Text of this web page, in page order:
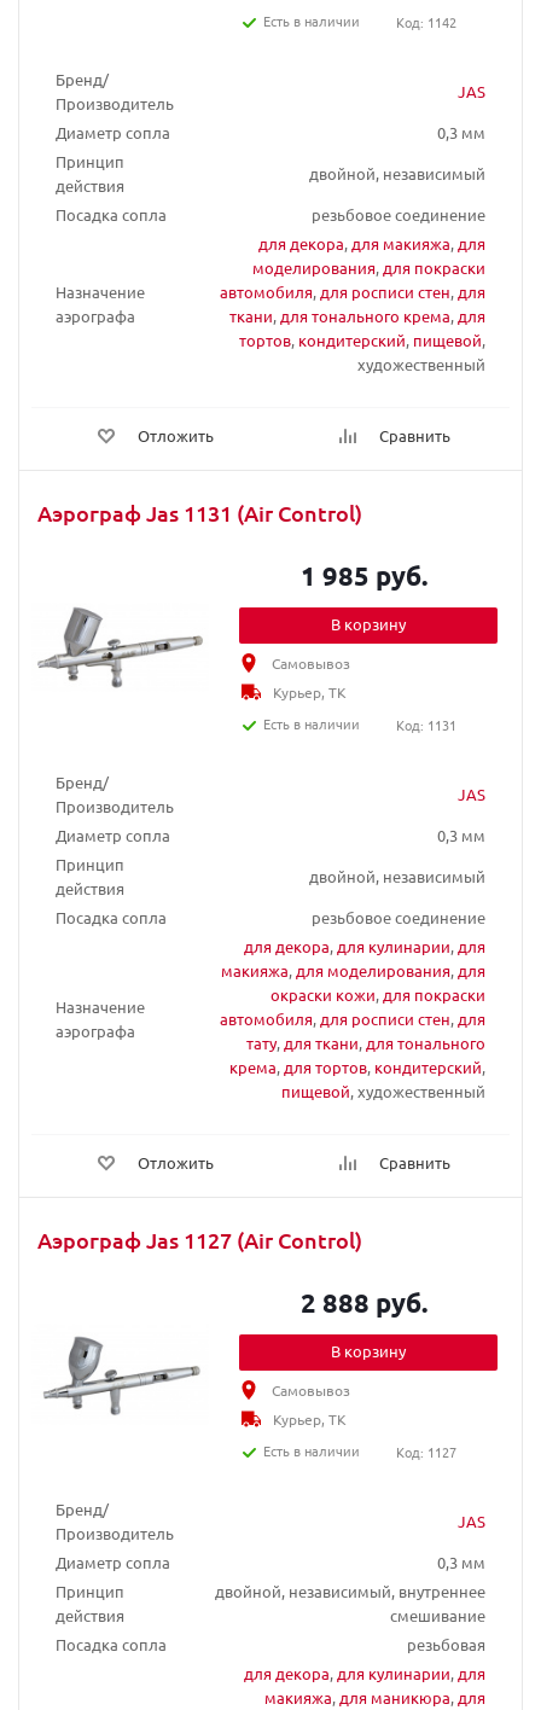
Бренд/
Производитель
JAS
Диаметр сопла
0,3 мм
Принцип
действия
двойной, независимый
Посадка сопла
резьбовое соединение
Назначение
аэрографа
для декора, для макияжа, для
моделирования, для покраски
автомобиля, для росписи стен, для
ткани, для тонального крема, для
тортов, кондитерский, пищевой,
художественный
Отложить Сравнить
Есть в наличии
Код: 1142
Аэрограф Jas 1131 (Air Control)
Бренд/
Производитель
JAS
Диаметр сопла
0,3 мм
Принцип
действия
двойной, независимый
Посадка сопла
резьбовое соединение
Назначение
аэрографа
для декора, для кулинарии, для
макияжа, для моделирования, для
окраски кожи, для покраски
автомобиля, для росписи стен, для
тату, для ткани, для тонального
крема, для тортов, кондитерский,
пищевой, художественный
Отложить Сравнить
1 985 руб.
В корзину
Самовывоз
Курьер, ТК
Есть в наличии
Код: 1131
Аэрограф Jas 1127 (Air Control)
Бренд/
Производитель
JAS
Диаметр сопла
0,3 мм
Принцип
действия
двойной, независимый, внутреннее
смешивание
Посадка сопла
резьбовая
для декора, для кулинарии, для
макияжа, для маникюра, для
2 888 руб.
В корзину
Самовывоз
Курьер, ТК
Есть в наличии
Код: 1127